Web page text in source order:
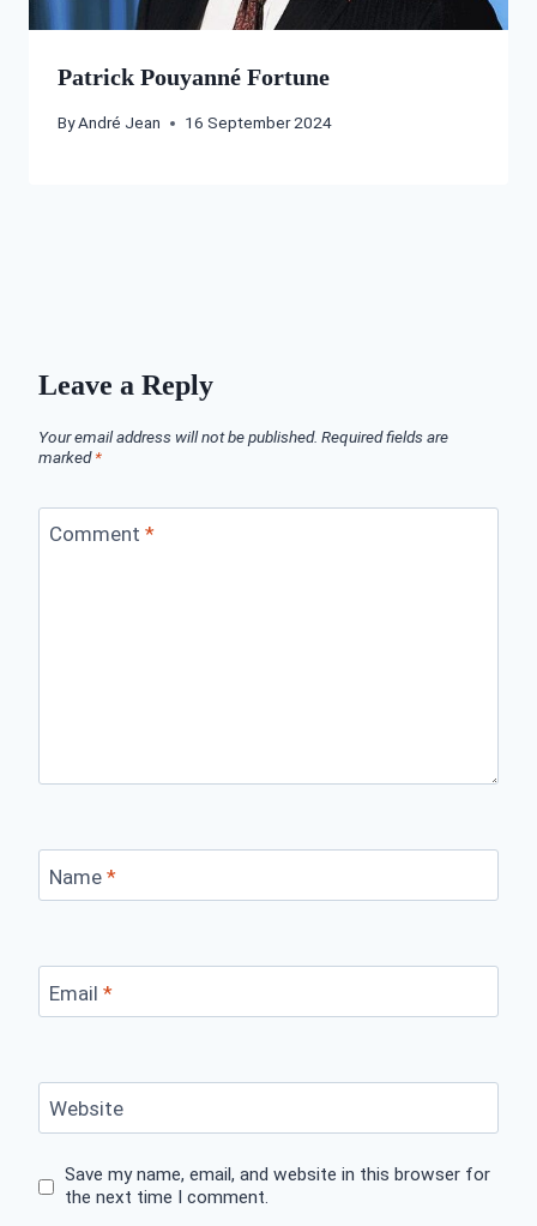
Patrick Pouyanné Fortune
ByAndré Jean 16 September 2024
Leave a Reply
Your email address will not be published. Required fields are
marked*
Comment *
Name *
Email *
Website
Save my name, email, and website in this browser for
the next time I comment.